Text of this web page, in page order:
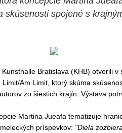
skúsenosti spojené s
Bratislava (KHB) otvorili
Am Limit, ktorý skúma
zo šiestich krajín. Výstava
Martina Jueafa tematizuje
príspevkov: "Diela